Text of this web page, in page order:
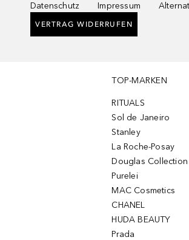
Datenschutz Impressum
VERTRAG WIDERRUFEN
TOP-MARKEN
RITUALS
Sol de Janeiro
Stanley
La Roche-Posay
Douglas Collection
Purelei
MAC Cosmetics
CHANEL
HUDA BEAUTY
Prada